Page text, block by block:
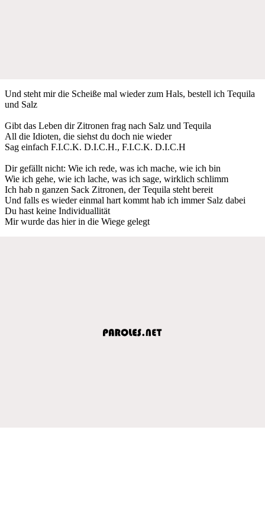
Und steht mir die Scheiße mal wieder zum Hals, bestell ich Tequila
und Salz
Gibt das Leben dir Zitronen frag nach Salz und Tequila
All die Idioten, die siehst du doch nie wieder
Sag einfach F.I.C.K. D.I.C.H., F.I.C.K. D.I.C.H
Dir gefällt nicht: Wie ich rede, was ich mache, wie ich bin
Wie ich gehe, wie ich lache, was ich sage, wirklich schlimm
Ich hab n ganzen Sack Zitronen, der Tequila steht bereit
Und falls es wieder einmal hart kommt hab ich immer Salz dabei
Du hast keine Individuallität
Mir wurde das hier in die Wiege gelegt